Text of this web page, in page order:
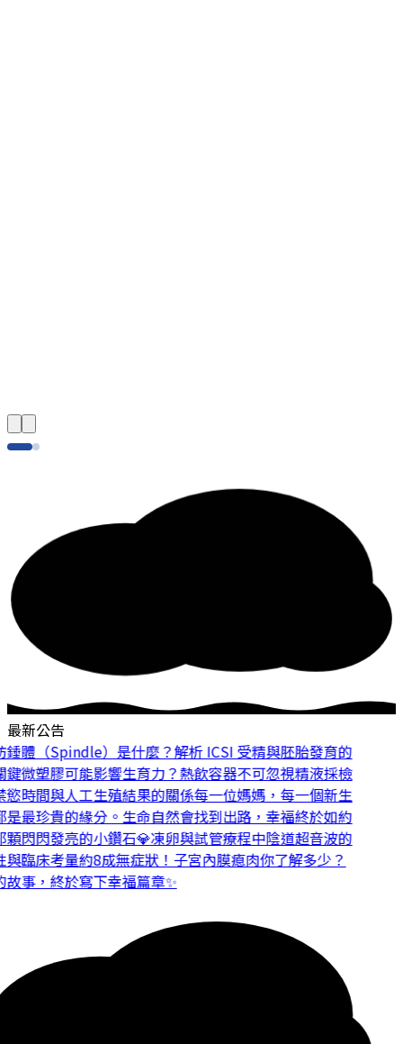
最新公告
體（Spindle）是什麼？解析 ICSI 受精與胚胎發育的
微塑膠可能影響生育力？熱飲容器不可忽視精液採檢
時間與人工生殖結果的關係每一位媽媽，每一個新生
最珍貴的緣分。 生命自然會找到出路，幸福終於如約
閃閃發亮的小鑽石💎凍卵與試管療程中陰道超音波的
臨床考量約8成無症狀！子宮內膜瘜肉你了解多少？
事，終於寫下幸福篇章✨